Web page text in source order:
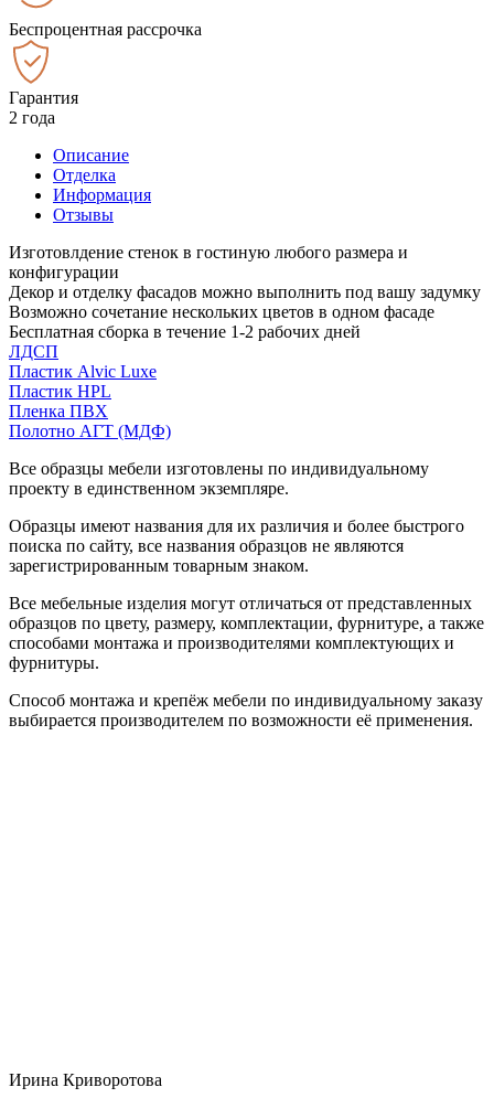
Беспроцентная рассрочка
Гарантия
2 года
Описание
Отделка
Информация
Отзывы
Изготовлдение стенок в гостиную любого размера и
конфигурации
Декор и отделку фасадов можно выполнить под вашу задумку
Возможно сочетание нескольких цветов в одном фасаде
Бесплатная сборка в течение 1-2 рабочих дней
ЛДСП
Пластик Alvic Luxe
Пластик HPL
Пленка ПВХ
Полотно АГТ (МДФ)
Все образцы мебели изготовлены по индивидуальному
проекту в единственном экземпляре.
Образцы имеют названия для их различия и более быстрого
поиска по сайту, все названия образцов не являются
зарегистрированным товарным знаком.
Все мебельные изделия могут отличаться от представленных
образцов по цвету, размеру, комплектации, фурнитуре, а также
способами монтажа и производителями комплектующих и
фурнитуры.
Способ монтажа и крепёж мебели по индивидуальному заказу
выбирается производителем по возможности её применения.
Ирина Криворотова